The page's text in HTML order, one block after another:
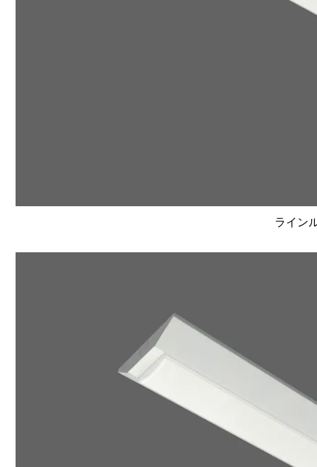
ライン